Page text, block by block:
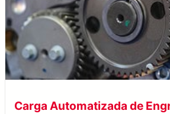
Carga Automatizada de